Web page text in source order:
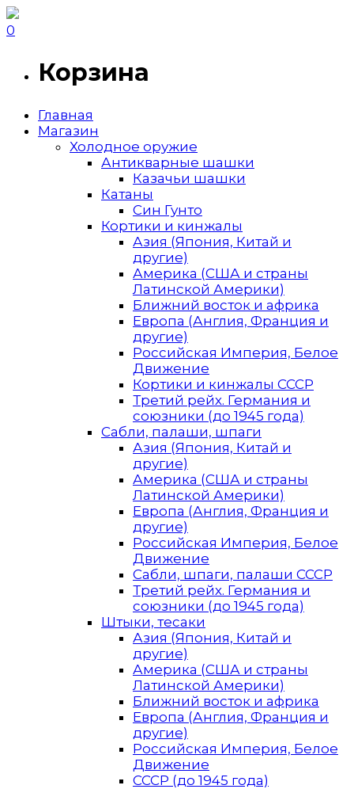
0
Корзина
Главная
Магазин
Холодное оружие
Антикварные шашки
Казачьи шашки
Катаны
Син Гунто
Кортики и кинжалы
Азия (Япония, Китай и
другие)
Америка (США и страны
Латинской Америки)
Ближний восток и африка
Европа (Англия, Франция и
другие)
Российская Империя, Белое
Движение
Кортики и кинжалы СССР
Третий рейх. Германия и
союзники (до 1945 года)
Сабли, палаши, шпаги
Азия (Япония, Китай и
другие)
Америка (США и страны
Латинской Америки)
Европа (Англия, Франция и
другие)
Российская Империя, Белое
Движение
Сабли, шпаги, палаши СССР
Третий рейх. Германия и
союзники (до 1945 года)
Штыки, тесаки
Азия (Япония, Китай и
другие)
Америка (США и страны
Латинской Америки)
Ближний восток и африка
Европа (Англия, Франция и
другие)
Российская Империя, Белое
Движение
СССР (до 1945 года)